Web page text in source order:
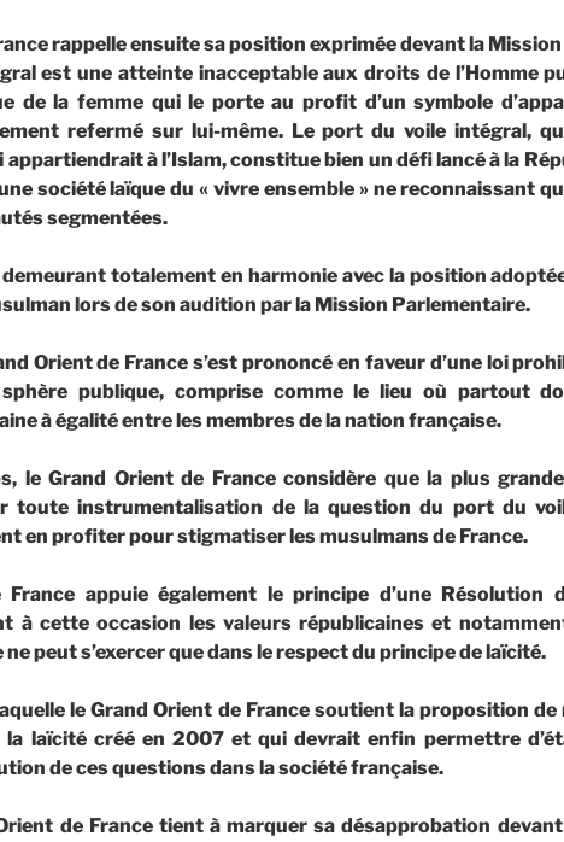
rappelle ensuite sa position exprimée devant la
est une atteinte inacceptable aux droits de l’Homme
de la femme qui le porte au profit d’un symbole
refermé sur lui-même. Le port du voile intégral, qui
à l’Islam, constitue bien un défi lancé à la
société laïque du « vivre ensemble » ne reconnaissant
segmentées.
totalement en harmonie avec la position
lors de son audition par la Mission Parlementaire.
Orient de France s’est prononcé en faveur d’une loi
publique, comprise comme le lieu où partout
à égalité entre les membres de la nation française.
le Grand Orient de France considère que la plus
toute instrumentalisation de la question du port du
en profiter pour stigmatiser les musulmans de France.
appuie également le principe d’une Résolution
à cette occasion les valeurs républicaines et
peut s’exercer que dans le respect du principe de laïcité.
le Grand Orient de France soutient la proposition
la laïcité créé en 2007 et qui devrait enfin permettre
de ces questions dans la société française.
de France tient à marquer sa désapprobation